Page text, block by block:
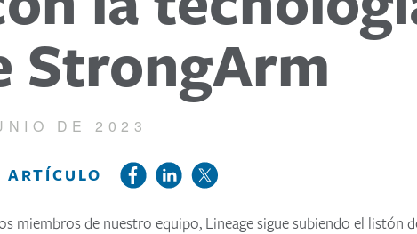
StrongArm
DE 2023
ARTÍCULO
de nuestro equipo, Lineage sigue subiendo el listón